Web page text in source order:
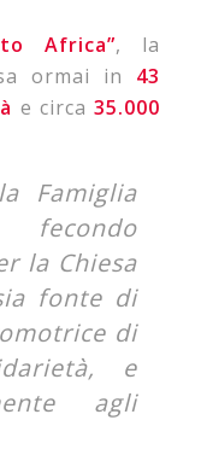
Africa”, la
ormai in 43
e circa35.000
Famiglia
la Chiesa
fonte di
di
e
agli